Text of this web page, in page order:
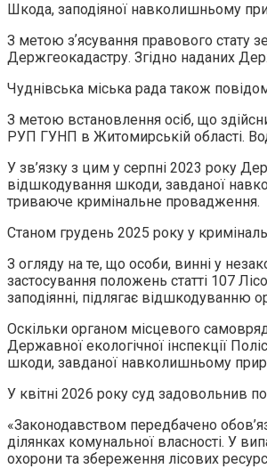
Шкода, заподіяної навколишньому
З метою зʼясування правового стату
Держгеокадастру. Згідно наданих
Чуднівська міська рада також
З метою встановлення осіб, що
РУП ГУНП в Житомирській області.
У зв’язку з цим у серпні 2023 року
відшкодування шкоди, завданої
триваюче кримінальне провадження.
Станом грудень 2025 року у
З огляду на те, що особи, винні у
застосування положень статті 107
заподіянні, підлягає відшкодуванню
Оскільки органом місцевого
Державної екологічної інспекції
шкоди, завданої навколишньому
У квітні 2026 року суд задовольнив
«Законодавством передбачено
ділянках комунальної власності. У
охорони та збереження лісових